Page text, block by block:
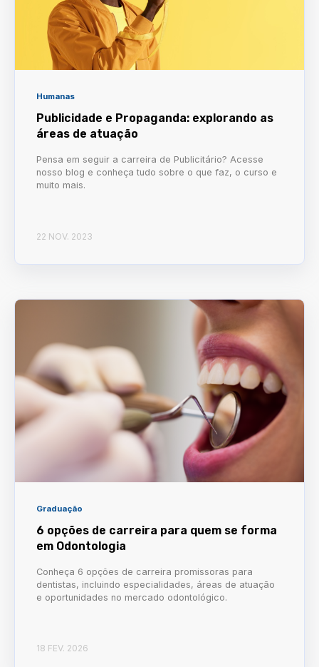
Humanas
Publicidade e Propaganda: explorando as
áreas de atuação
Pensa em seguir a carreira de Publicitário? Acesse
nosso blog e conheça tudo sobre o que faz, o curso e
muito mais.
22 NOV. 2023
Graduação
6 opções de carreira para quem se forma
em Odontologia
Conheça 6 opções de carreira promissoras para
dentistas, incluindo especialidades, áreas de atuação
e oportunidades no mercado odontológico.
18 FEV. 2026